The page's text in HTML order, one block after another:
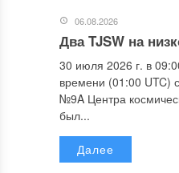
06.08.2026
Два TJSW на
30 июля 2026 г. в
времени (01:00 UTC)
№9A Центра
был...
Далее